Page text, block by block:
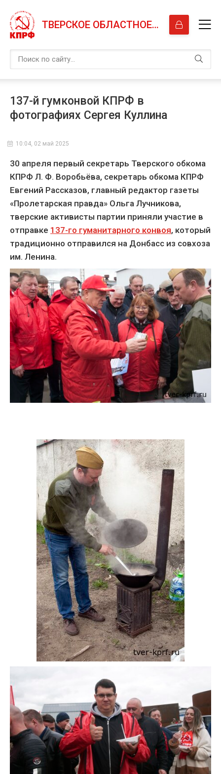
ТВЕРСКОЕ ОБЛАСТНОЕ ОТДЕЛЕНИЕ КПРФ
137-й гумконвой КПРФ в
фотографиях Сергея Куллина
10:04, 02 май 2025
30 апреля первый секретарь Тверского обкома
КПРФ Л. Ф. Воробьёва, секретарь обкома КПРФ
Евгений Рассказов, главный редактор газеты
«Пролетарская правда» Ольга Лучникова,
тверские активисты партии приняли участие в
отправке 137-го гуманитарного конвоя, который
традиционно отправился на Донбасс из совхоза
им. Ленина.